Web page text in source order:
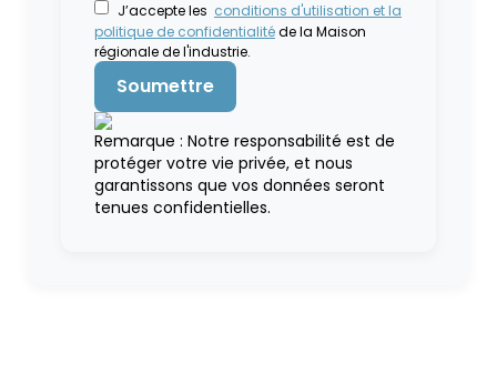
J’accepte les conditions d'utilisation et la
politique de confidentialitéde la Maison
régionale de l'industrie.
Remarque : Notre responsabilité est de
protéger votre vie privée, et nous
garantissons que vos données seront
tenues confidentielles.